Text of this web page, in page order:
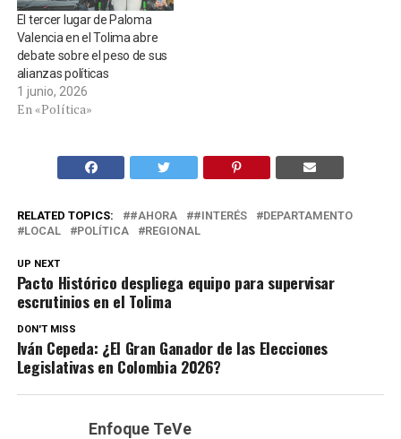
El tercer lugar de Paloma
Valencia en el Tolima abre
debate sobre el peso de sus
alianzas políticas
1 junio, 2026
En «Política»
RELATED TOPICS: #AHORA #INTERÉS
DEPARTAMENTO
LOCAL
POLÍTICA REGIONAL
UP NEXT
Pacto Histórico despliega equipo para supervisar
escrutinios en el Tolima
DON'T MISS
Iván Cepeda: ¿El Gran Ganador de las Elecciones
Legislativas en Colombia 2026?
Enfoque TeVe